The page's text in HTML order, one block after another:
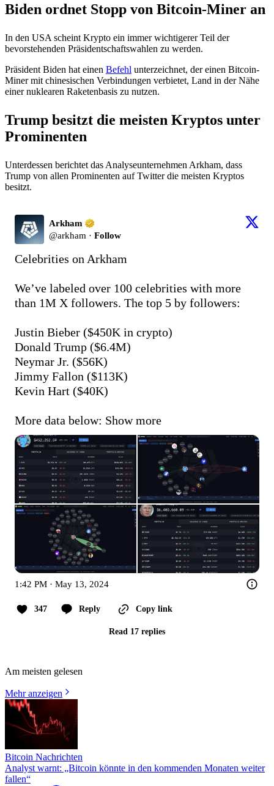
Biden ordnet Stopp von Bitcoin-Miner an
In den USA scheint Krypto ein immer wichtigerer Teil der
bevorstehenden Präsidentschaftswahlen zu werden.
Präsident Biden hat einen Befehl unterzeichnet, der einen Bitcoin-
Miner mit chinesischen Verbindungen verbietet, Land in der Nähe
einer nuklearen Raketenbasis zu nutzen.
Trump besitzt die meisten Kryptos unter
Prominenten
Unterdessen berichtet das Analyseunternehmen Arkham, dass
Trump von allen Prominenten auf Twitter die meisten Kryptos
besitzt.
Arkham
@arkham · Follow
Celebrities on Arkham
We’ve labeled over 100 celebrities with more
than 1M X followers. The top 5 by followers:
Justin Bieber ($450K in crypto)
Donald Trump ($6.4M)
Neymar Jr. ($56K)
Jimmy Fallon ($113K)
Kevin Hart ($40K)
More data below: Show more
1:42 PM · May 13, 2024
347 Reply Copy link
Read 17 replies
Am meisten gelesen
Mehr anzeigen
Bitcoin Nachrichten
Analyst warnt: „Bitcoin könnte in den kommenden Monaten weiter
fallen“